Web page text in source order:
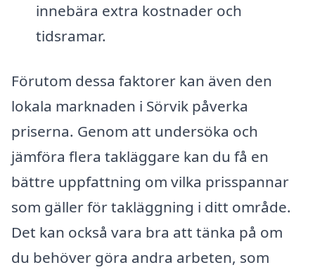
innebära extra kostnader och
tidsramar.
Förutom dessa faktorer kan även den
lokala marknaden i Sörvik påverka
priserna. Genom att undersöka och
jämföra flera takläggare kan du få en
bättre uppfattning om vilka prisspannar
som gäller för takläggning i ditt område.
Det kan också vara bra att tänka på om
du behöver göra andra arbeten, som